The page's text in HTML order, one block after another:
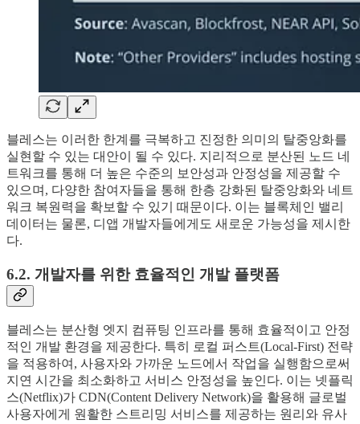
블레스는 이러한 한계를 극복하고 진정한 의미의 탈중앙화를
실현할 수 있는 대안이 될 수 있다. 지리적으로 분산된 노드 네
트워크를 통해 더 높은 수준의 보안성과 안정성을 제공할 수
있으며, 다양한 참여자들을 통해 한층 강화된 탈중앙화와 네트
워크 복원력을 확보할 수 있기 때문이다. 이는 블록체인 밸리
데이터는 물론, 디앱 개발자들에게도 새로운 가능성을 제시한
다.
6.2. 개발자를 위한 효율적인 개발 플랫폼
블레스는 분산형 엣지 컴퓨팅 인프라를 통해 효율적이고 안정
적인 개발 환경을 제공한다. 특히 로컬 퍼스트(Local-First) 전략
을 적용하여, 사용자와 가까운 노드에서 작업을 실행함으로써
지연 시간을 최소화하고 서비스 안정성을 높인다. 이는 넷플릭
스(Netflix)가 CDN(Content Delivery Network)을 활용해 글로벌
사용자에게 원활한 스트리밍 서비스를 제공하는 원리와 유사